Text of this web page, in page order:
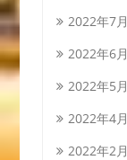
2022年7月
2022年6月
2022年5月
2022年4月
2022年2月